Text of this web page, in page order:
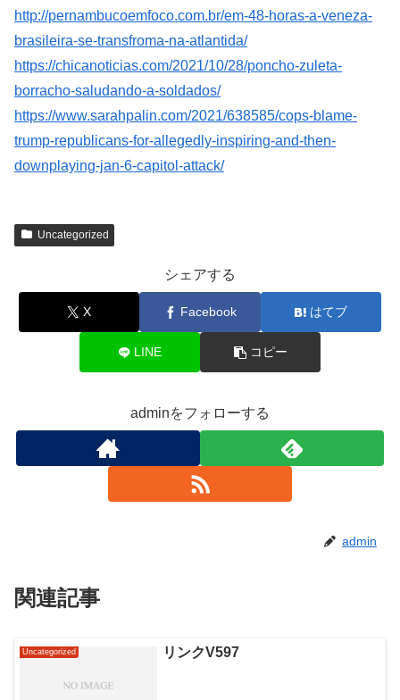
http://pernambucoemfoco.com.br/em-48-horas-a-veneza-
brasileira-se-transfroma-na-atlantida/
https://chicanoticias.com/2021/10/28/poncho-zuleta-
borracho-saludando-a-soldados/
https://www.sarahpalin.com/2021/638585/cops-blame-
trump-republicans-for-allegedly-inspiring-and-then-
downplaying-jan-6-capitol-attack/
Uncategorized
シェアする
X Facebook はてブ
LINE コピー
adminをフォローする
admin
関連記事
Uncategorized リンクV597